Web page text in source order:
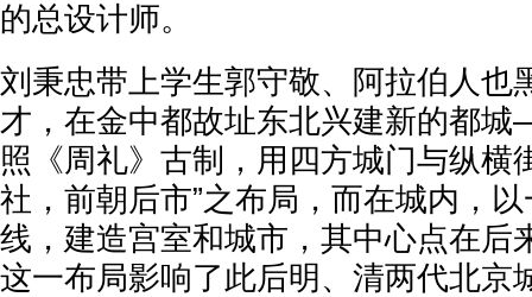
的总设计师。
刘秉忠带上学生郭守敬、阿拉伯人也
才，在金中都故址东北兴建新的都
照《周礼》古制，用四方城门与纵横
社，前朝后市”之布局，而在城内，
线，建造宫室和城市，其中心点在后
这一布局影响了此后明、清两代北京